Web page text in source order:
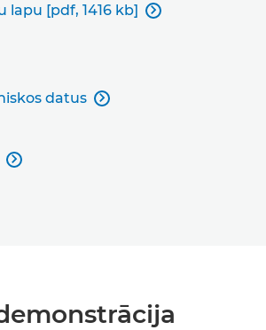
[pdf, 1416 kb] 
datus 
